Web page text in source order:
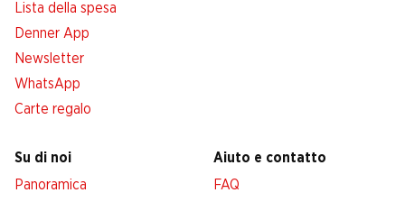
Lista della spesa
Denner App
Newsletter
WhatsApp
Carte regalo
Su di noi
Panoramica
Aiuto e contatto
FAQ